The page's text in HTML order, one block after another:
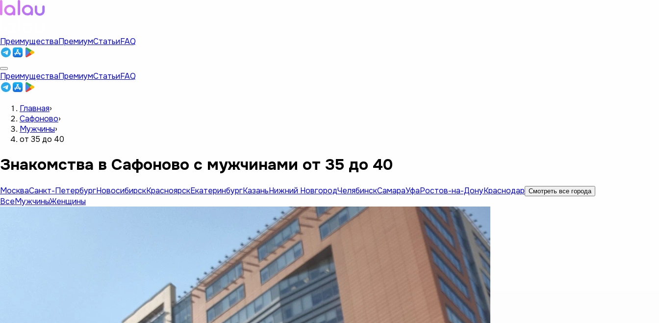
ПреимуществаПремиумСтатьиFAQ
ПреимуществаПремиумСтатьиFAQ
Главная›
Сафоново›
Мужчины›
от 35 до 40
Знакомства в Сафоново с мужчинами от 35 до 40
МоскваСанкт-ПетербургНовосибирскКрасноярскЕкатеринбургКазаньНижний НовгородЧелябинскСамараУфаРостов-на-ДонуКраснодар Смотреть все города
ВсеМужчиныЖенщины